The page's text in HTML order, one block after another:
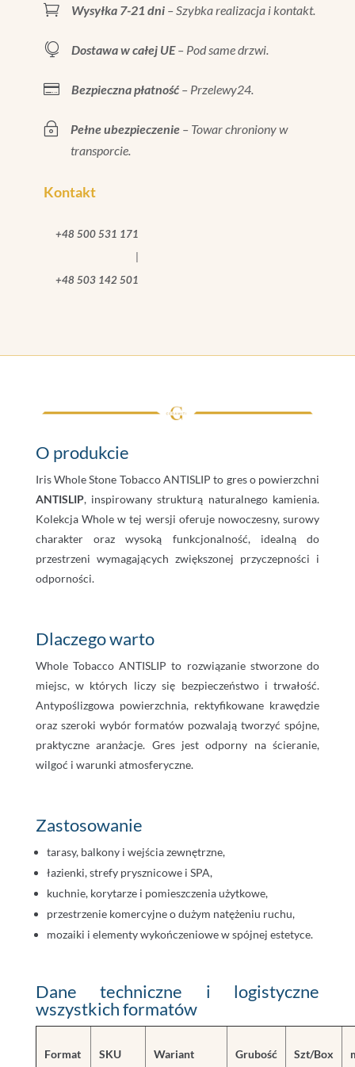
 Wysyłka 7-21 dni– Szybka realizacja i kontakt.
 Dostawa w całej UE– Pod same drzwi.
 Bezpieczna płatność– Przelewy24.
~ Pełne ubezpieczenie– Towar chroniony w
transporcie.
Kontakt
+48 500 531 171
+48 503 142 501
O produkcie
Iris Whole Stone Tobacco ANTISLIP to gres o powierzchni
ANTISLIP, inspirowany strukturą naturalnego kamienia.
Kolekcja Whole w tej wersji oferuje nowoczesny, surowy
charakter oraz wysoką funkcjonalność, idealną do
przestrzeni wymagających zwiększonej przyczepności i
odporności.
Dlaczego warto
Whole Tobacco ANTISLIP to rozwiązanie stworzone do
miejsc, w których liczy się bezpieczeństwo i trwałość.
Antypoślizgowa powierzchnia, rektyfikowane krawędzie
oraz szeroki wybór formatów pozwalają tworzyć spójne,
praktyczne aranżacje. Gres jest odporny na ścieranie,
wilgoć i warunki atmosferyczne.
Zastosowanie
tarasy, balkony i wejścia zewnętrzne,
łazienki, strefy prysznicowe i SPA,
kuchnie, korytarze i pomieszczenia użytkowe,
przestrzenie komercyjne o dużym natężeniu ruchu,
mozaiki i elementy wykończeniowe w spójnej estetyce.
Dane techniczne i logistyczne
wszystkich formatów
Format SKU Wariant Grubość Szt/Box